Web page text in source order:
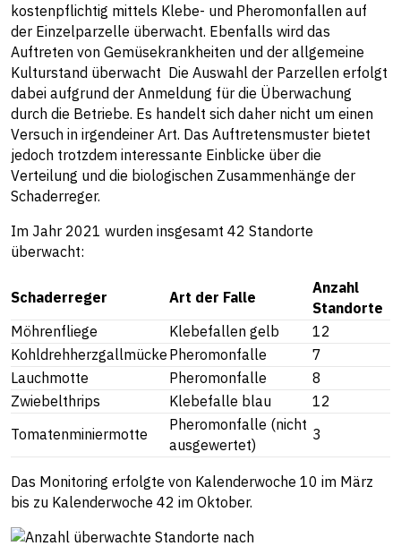
kostenpflichtig mittels Klebe- und Pheromonfallen auf
der Einzelparzelle überwacht. Ebenfalls wird das
Auftreten von Gemüsekrankheiten und der allgemeine
Kulturstand überwacht Die Auswahl der Parzellen erfolgt
dabei aufgrund der Anmeldung für die Überwachung
durch die Betriebe. Es handelt sich daher nicht um einen
Versuch in irgendeiner Art. Das Auftretensmuster bietet
jedoch trotzdem interessante Einblicke über die
Verteilung und die biologischen Zusammenhänge der
Schaderreger.
Im Jahr 2021 wurden insgesamt 42 Standorte
überwacht:
Schaderreger Art der Falle
Anzahl
Standorte
Möhrenfliege
Klebefallen gelb
12
Kohldrehherzgallmücke Pheromonfalle
7
Lauchmotte
Pheromonfalle
8
Zwiebelthrips
Klebefalle blau
12
Tomatenminiermotte
Pheromonfalle (nicht
ausgewertet)
3
Das Monitoring erfolgte von Kalenderwoche 10 im März
bis zu Kalenderwoche 42 im Oktober.